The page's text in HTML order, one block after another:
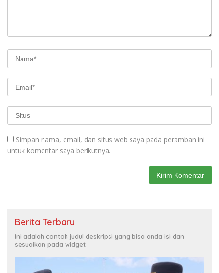
Simpan nama, email, dan situs web saya pada peramban ini
untuk komentar saya berikutnya.
Berita Terbaru
Ini adalah contoh judul deskripsi yang bisa anda isi dan
sesuaikan pada widget